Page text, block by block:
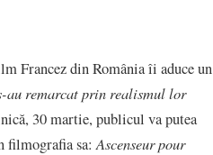
Francez din România îi aduce un
au remarcat prin realismul lor
30 martie, publicul va putea
filmografia sa:Ascenseur pour